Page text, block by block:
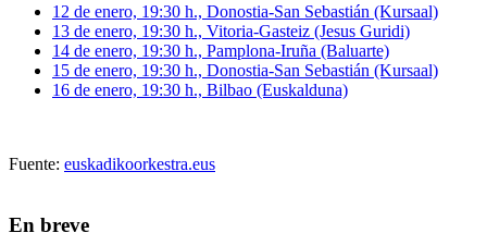
12 de enero, 19:30 h., Donostia-San Sebastián (Kursaal)
13 de enero, 19:30 h., Vitoria-Gasteiz (Jesus Guridi)
14 de enero, 19:30 h., Pamplona-Iruña (Baluarte)
15 de enero, 19:30 h., Donostia-San Sebastián (Kursaal)
16 de enero, 19:30 h., Bilbao (Euskalduna)
Fuente: euskadikoorkestra.eus
En breve